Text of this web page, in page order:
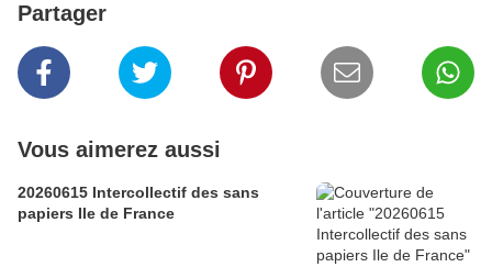
Partager
Vous aimerez aussi
20260615 Intercollectif des sans
papiers Ile de France